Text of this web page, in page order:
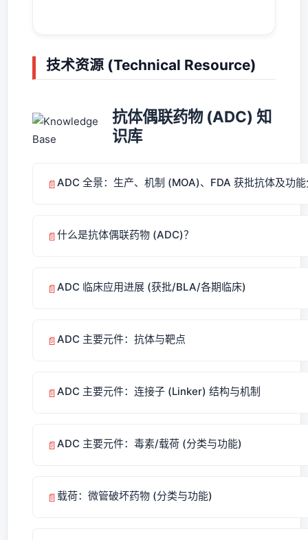
技术资源 (Technical Resource)
抗体偶联药物 (ADC) 知
识库
📄ADC 全景：生产、机制 (MOA)、FDA 获批抗体及功
📄什么是抗体偶联药物 (ADC)？
📄ADC 临床应用进展 (获批/BLA/各期临床)
📄ADC 主要元件：抗体与靶点
📄ADC 主要元件：连接子 (Linker) 结构与机制
📄ADC 主要元件：毒素/载荷 (分类与功能)
📄载荷：微管破坏药物 (分类与功能)